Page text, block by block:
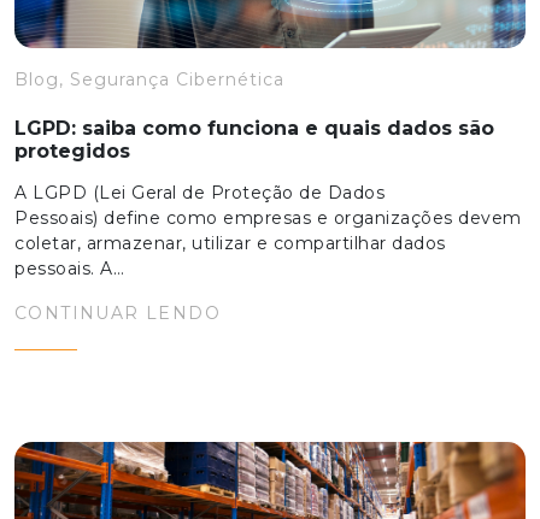
Blog, Segurança Cibernética
LGPD: saiba como funciona e quais dados são
protegidos
A LGPD (Lei Geral de Proteção de Dados
Pessoais) define como empresas e organizações devem
coletar, armazenar, utilizar e compartilhar dados
pessoais. A…
CONTINUAR LENDO